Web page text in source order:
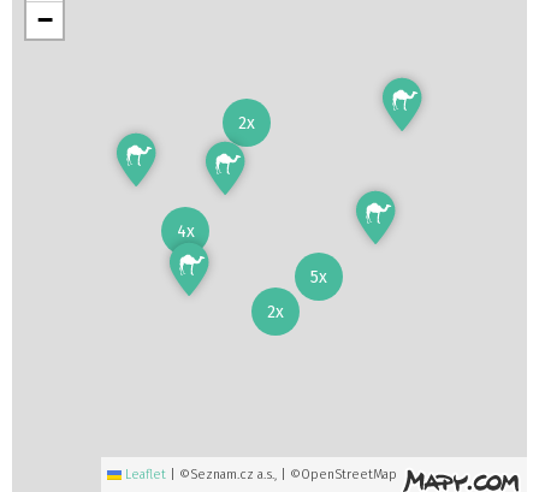
4x
2x
2x
5x
−
Leaflet ©Seznam.cz a.s., | ©OpenStreetMap